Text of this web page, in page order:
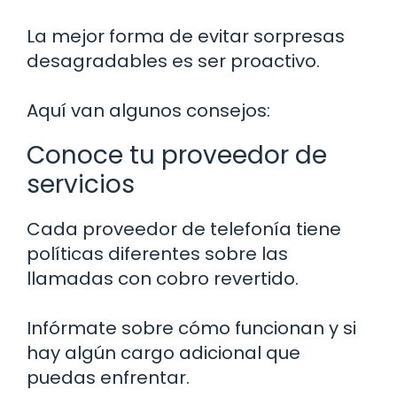
La mejor forma de evitar sorpresas
desagradables es ser proactivo.
Aquí van algunos consejos:
Conoce tu proveedor de
servicios
Cada proveedor de telefonía tiene
políticas diferentes sobre las
llamadas con cobro revertido.
Infórmate sobre cómo funcionan y si
hay algún cargo adicional que
puedas enfrentar.